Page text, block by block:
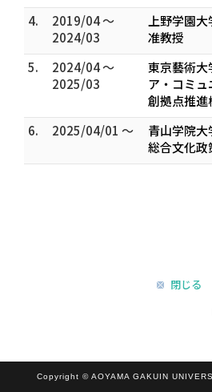
4.
2019/04 ～
2024/03
上野学園
准教授
5.
2024/04 ～
2025/03
東京藝術大
ア・コミ
創拠点推進
6.
2025/04/01 ～
青山学院大
総合文化政
閉じる
Copyright © AOYAMA GAKUIN